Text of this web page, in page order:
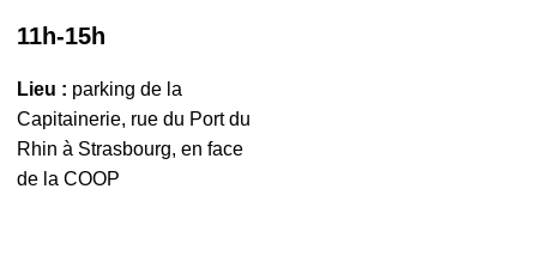
11h-15h
Lieu : parking de la
Capitainerie, rue du Port du
Rhin à Strasbourg, en face
de la COOP